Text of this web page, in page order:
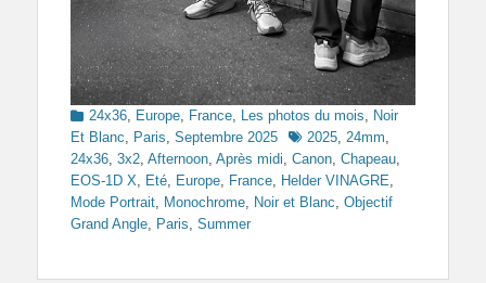
Categories
24x36, Europe, France, Les photos du mois, Noir
Et Blanc, Paris, Septembre 2025 Tags2025, 24mm,
24x36, 3x2, Afternoon, Après midi, Canon, Chapeau,
EOS-1D X, Eté, Europe, France, Helder VINAGRE,
Mode Portrait, Monochrome, Noir et Blanc, Objectif
Grand Angle, Paris, Summer